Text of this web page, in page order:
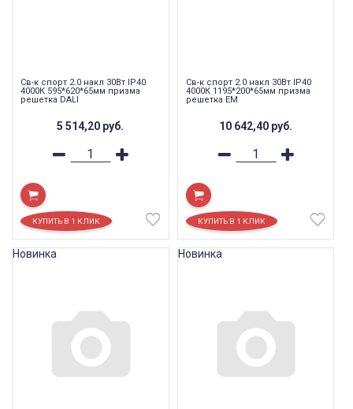
Св-к спорт 2.0 накл 30Вт IP40
4000К 595*620*65мм призма
решетка DALI
5 514,20 руб.
Св-к спорт 2.0 накл 30Вт IP40
4000К 1195*200*65мм призма
решетка EM
10 642,40 руб.
Новинка Новинка